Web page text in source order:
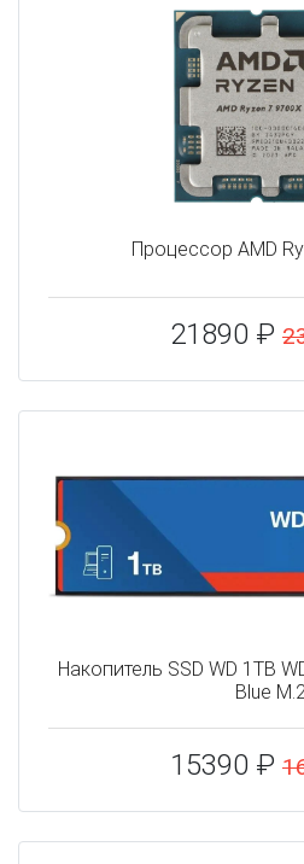
Процессор AMD
21890 ₽
Накопитель SSD WD 1TB
Blue
15390 ₽